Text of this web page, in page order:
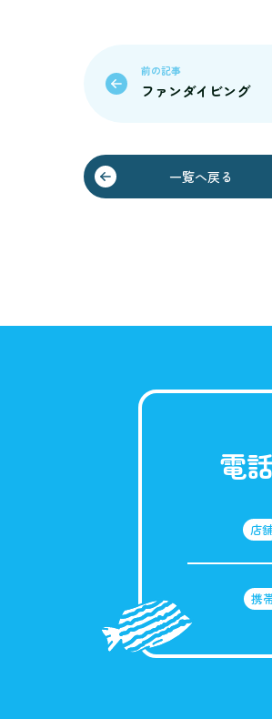
前の記事
ファンダイビング
一覧へ戻る
電
店
携